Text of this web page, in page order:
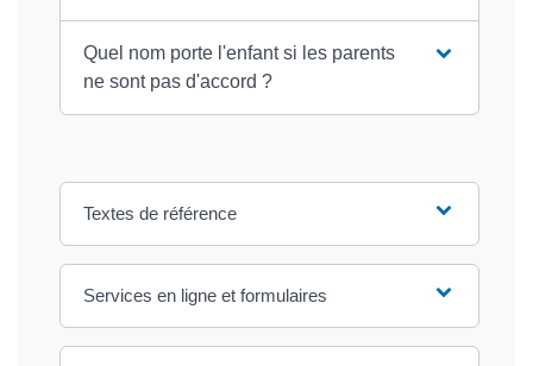
Quel nom porte l'enfant si les parents
ne sont pas d'accord ?
Textes de référence
Services en ligne et formulaires